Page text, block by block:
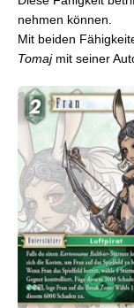
nehmen können.
Mit beiden
Tomajmit seiner